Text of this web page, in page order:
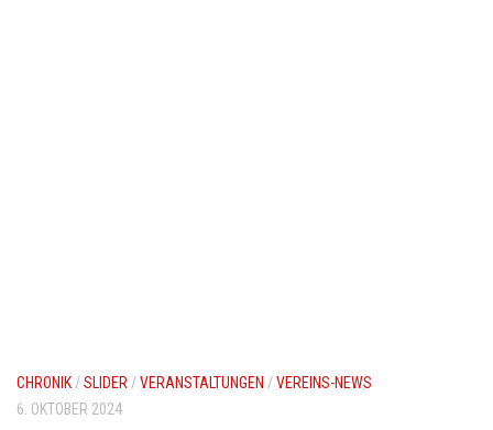
CHRONIK /SLIDER /VERANSTALTUNGEN /VEREINS-NEWS
6. OKTOBER 2024